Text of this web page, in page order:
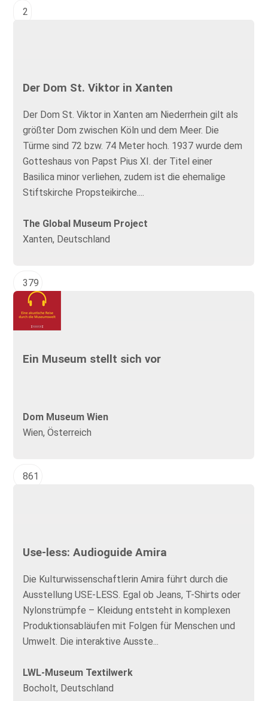
2
Der Dom St. Viktor in Xanten
Der Dom St. Viktor in Xanten am Niederrhein gilt als
größter Dom zwischen Köln und dem Meer. Die
Türme sind 72 bzw. 74 Meter hoch. 1937 wurde dem
Gotteshaus von Papst Pius XI. der Titel einer
Basilica minor verliehen, zudem ist die ehemalige
Stiftskirche Propsteikirche....
The Global Museum Project
Xanten, Deutschland
379
Ein Museum stellt sich vor
Dom Museum Wien
Wien, Österreich
861
Use-less: Audioguide Amira
Die Kulturwissenschaftlerin Amira führt durch die
Ausstellung USE-LESS. Egal ob Jeans, T-Shirts oder
Nylonstrümpfe – Kleidung entsteht in komplexen
Produktionsabläufen mit Folgen für Menschen und
Umwelt. Die interaktive Ausste...
LWL-Museum Textilwerk
Bocholt, Deutschland